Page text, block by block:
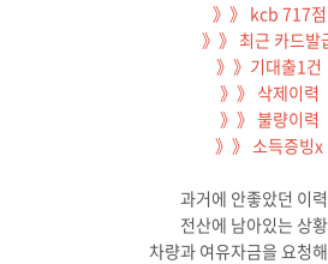
》》 kcb 717점
》》 최근 카드발
》》기대출1건
》》 삭제이력
》》 불량이력
》》 소득증빙x
과거에 안좋았던 이
전산에 남아있는 상
차량과 여유자금을 요청